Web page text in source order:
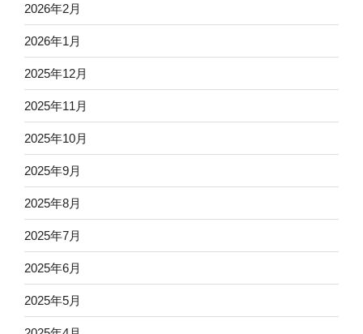
2026年2月
2026年1月
2025年12月
2025年11月
2025年10月
2025年9月
2025年8月
2025年7月
2025年6月
2025年5月